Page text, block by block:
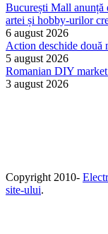
București Mall anunță
artei și hobby-urilor
6 august 2026
Action deschide două
5 august 2026
Romanian DIY
3 august 2026
Copyright 2010-
site-ului.